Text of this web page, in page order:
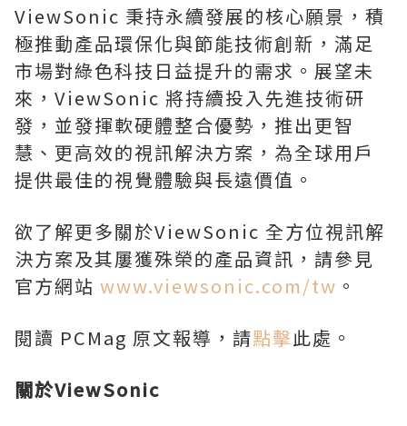
ViewSonic 秉持永續發展的核心願景，積
極推動產品環保化與節能技術創新，滿足
市場對綠色科技日益提升的需求。展望未
來，ViewSonic 將持續投入先進技術研
發，並發揮軟硬體整合優勢，推出更智
慧、更高效的視訊解決方案，為全球用戶
提供最佳的視覺體驗與長遠價值。
欲了解更多關於ViewSonic 全方位視訊解
決方案及其屢獲殊榮的產品資訊，請參見
官方網站 www.viewsonic.com/tw 。
閱讀 PCMag 原文報導，請點擊此處。
關於ViewSonic